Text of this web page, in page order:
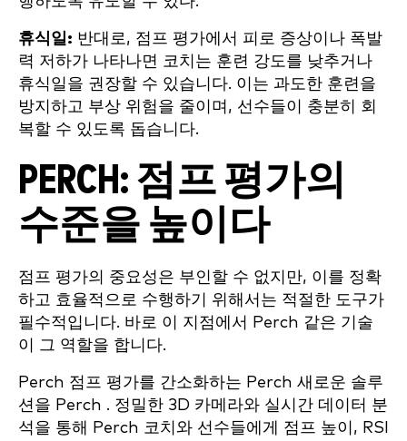
휴식일: 반대로, 점프 평가에서 피로 증상이나 폭발
력 저하가 나타나면 코치는 훈련 강도를 낮추거나
휴식일을 권장할 수 있습니다. 이는 과도한 훈련을
방지하고 부상 위험을 줄이며, 선수들이 충분히 회
복할 수 있도록 돕습니다.
PERCH: 점프 평가의
수준을 높이다
점프 평가의 중요성은 부인할 수 없지만, 이를 정확
하고 효율적으로 수행하기 위해서는 적절한 도구가
필수적입니다. 바로 이 지점에서 Perch 같은 기술
이 그 역할을 합니다.
Perch 점프 평가를 간소화하는 Perch 새로운 솔루
션을 Perch . 정밀한 3D 카메라와 실시간 데이터 분
석을 통해 Perch 코치와 선수들에게 점프 높이, RSI